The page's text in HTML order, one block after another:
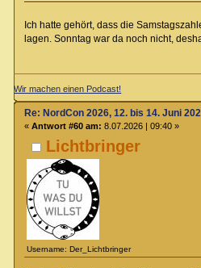
Ich hatte gehört, dass die
lagen. Sonntag war da noch nicht,
Wir machen einen Podcast!
Lichtbringer
Username: Der_Lichtbringer
Re: NordCon 2026, 12. bis 14. Juni
« Antwort #60 am: 8.07.2026 | 09:40 »